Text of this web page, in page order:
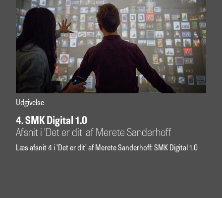
Udgivelse
4. SMK Digital 1.0
Afsnit i 'Det er dit' af Merete Sanderhoff
Læs afsnit 4 i 'Det er dit' af Merete Sanderhoff: SMK Digital 1.0